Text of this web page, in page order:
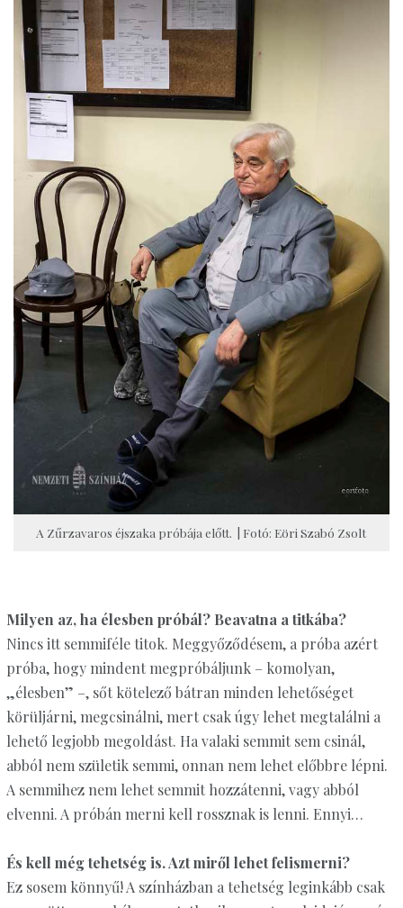
A Zűrzavaros éjszaka próbája előtt. | Fotó: Eöri Szabó Zsolt
Milyen az, ha élesben próbál? Beavatna a titkába?
Nincs itt semmiféle titok. Meggyőződésem, a próba azért
próba, hogy mindent megpróbáljunk – komolyan,
„élesben” –, sőt kötelező bátran minden lehetőséget
körüljárni, megcsinálni, mert csak úgy lehet megtalálni a
lehető legjobb megoldást. Ha valaki semmit sem csinál,
abból nem születik semmi, onnan nem lehet előbbre lépni.
A semmihez nem lehet semmit hozzátenni, vagy abból
elvenni. A próbán merni kell rossznak is lenni. Ennyi…
És kell még tehetség is. Azt miről lehet felismerni?
Ez sosem könnyű! A színházban a tehetség leginkább csak